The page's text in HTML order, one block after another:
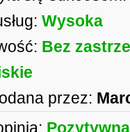
Wysoka
Bez
przez:
Pozytywna